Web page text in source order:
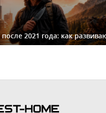
2021 года: как